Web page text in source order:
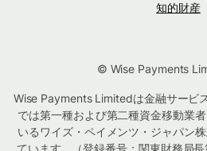
知的財産
© Wise Payments
Wise Payments Limitedは金融サービ
では第一種および第二種資金移動業
いるワイズ・ペイメンツ・ジャパン